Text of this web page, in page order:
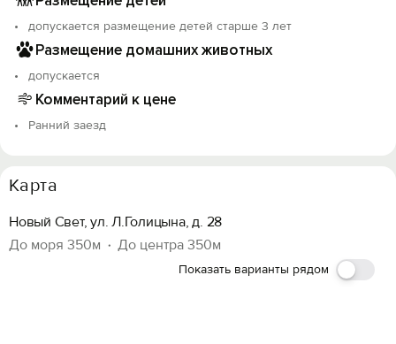
допускается размещение детей старше 3 лет
Размещение домашних животных
допускается
Комментарий к цене
Ранний заезд
Карта
Новый Свет, ул. Л.Голицына, д. 28
До моря 350м
До центра 350м
Показать варианты рядом